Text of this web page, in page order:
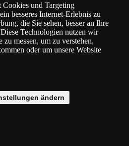
Cookies und Targeting
besseres Internet-Erlebnis zu
die Sie sehen, besser an Ihre
Technologien nutzen wir
zu messen, um zu verstehen,
oder um unsere Website
ändern